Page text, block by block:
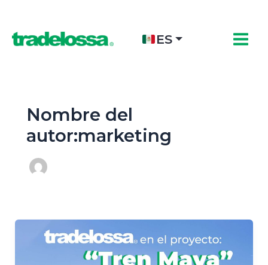
contenido
ES
Nombre del
autor:marketing